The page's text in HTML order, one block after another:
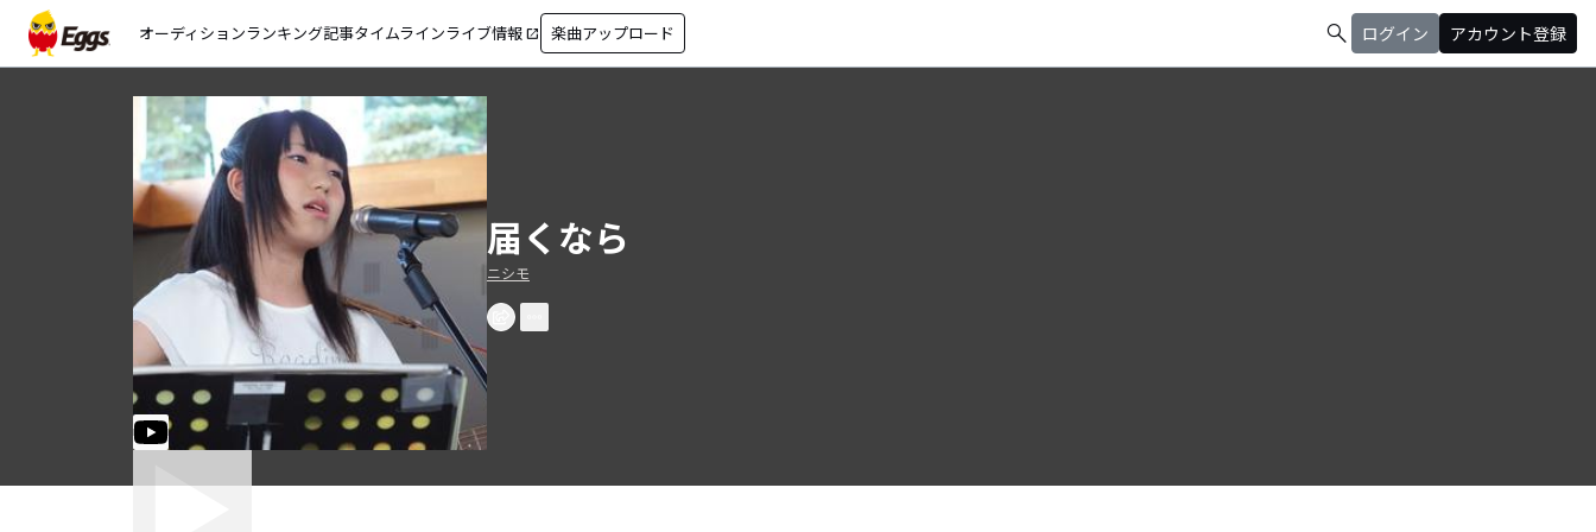
オーディションランキング記事タイムラインライブ情報 open_in_new 楽曲アップロード search ログイン アカウント登録
届くなら
ニシモ